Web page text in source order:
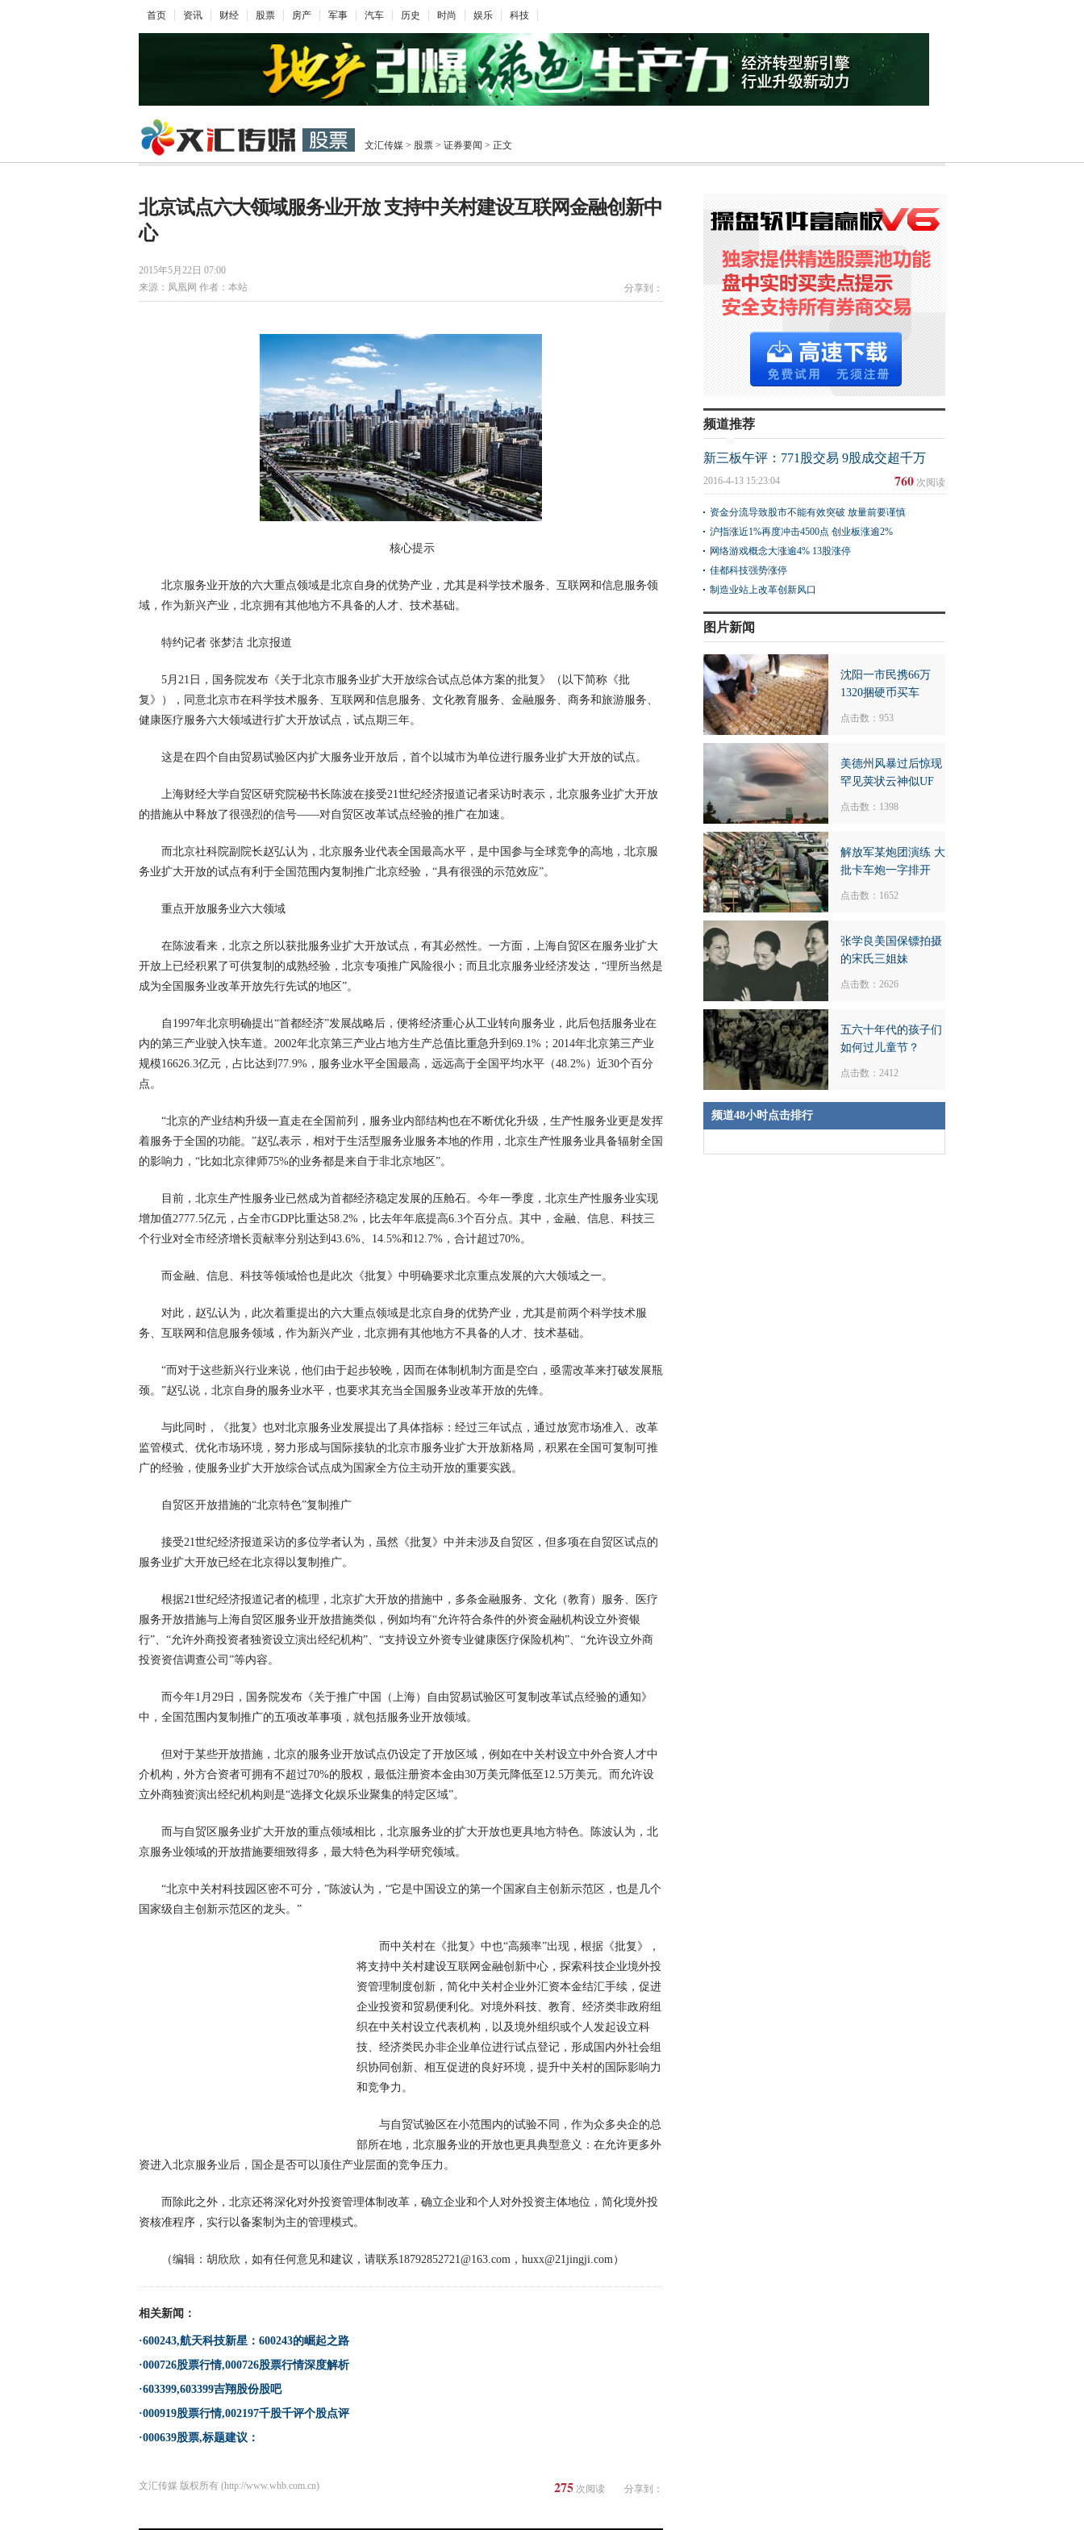
首页 资讯 财经 股票 房产 军事 汽车 历史 时尚 娱乐 科技
文汇传媒 > 股票 > 证券要闻 > 正文
北京试点六大领域服务业开放 支持中关村建设互联网金融创新中
心
2015年5月22日 07:00
来源：凤凰网 作者：本站
分享到：
核心提示
北京服务业开放的六大重点领域是北京自身的优势产业，尤其是科学技术服务、互联网和信息服务领
域，作为新兴产业，北京拥有其他地方不具备的人才、技术基础。
特约记者 张梦洁 北京报道
5月21日，国务院发布《关于北京市服务业扩大开放综合试点总体方案的批复》（以下简称《批
复》），同意北京市在科学技术服务、互联网和信息服务、文化教育服务、金融服务、商务和旅游服务、
健康医疗服务六大领域进行扩大开放试点，试点期三年。
这是在四个自由贸易试验区内扩大服务业开放后，首个以城市为单位进行服务业扩大开放的试点。
上海财经大学自贸区研究院秘书长陈波在接受21世纪经济报道记者采访时表示，北京服务业扩大开放
的措施从中释放了很强烈的信号——对自贸区改革试点经验的推广在加速。
而北京社科院副院长赵弘认为，北京服务业代表全国最高水平，是中国参与全球竞争的高地，北京服
务业扩大开放的试点有利于全国范围内复制推广北京经验，“具有很强的示范效应”。
重点开放服务业六大领域
在陈波看来，北京之所以获批服务业扩大开放试点，有其必然性。一方面，上海自贸区在服务业扩大
开放上已经积累了可供复制的成熟经验，北京专项推广风险很小；而且北京服务业经济发达，“理所当然是
成为全国服务业改革开放先行先试的地区”。
自1997年北京明确提出“首都经济”发展战略后，便将经济重心从工业转向服务业，此后包括服务业在
内的第三产业驶入快车道。2002年北京第三产业占地方生产总值比重急升到69.1%；2014年北京第三产业
规模16626.3亿元，占比达到77.9%，服务业水平全国最高，远远高于全国平均水平（48.2%）近30个百分
点。
“北京的产业结构升级一直走在全国前列，服务业内部结构也在不断优化升级，生产性服务业更是发挥
着服务于全国的功能。”赵弘表示，相对于生活型服务业服务本地的作用，北京生产性服务业具备辐射全国
的影响力，“比如北京律师75%的业务都是来自于非北京地区”。
目前，北京生产性服务业已然成为首都经济稳定发展的压舱石。今年一季度，北京生产性服务业实现
增加值2777.5亿元，占全市GDP比重达58.2%，比去年年底提高6.3个百分点。其中，金融、信息、科技三
个行业对全市经济增长贡献率分别达到43.6%、14.5%和12.7%，合计超过70%。
而金融、信息、科技等领域恰也是此次《批复》中明确要求北京重点发展的六大领域之一。
对此，赵弘认为，此次着重提出的六大重点领域是北京自身的优势产业，尤其是前两个科学技术服
务、互联网和信息服务领域，作为新兴产业，北京拥有其他地方不具备的人才、技术基础。
“而对于这些新兴行业来说，他们由于起步较晚，因而在体制机制方面是空白，亟需改革来打破发展瓶
颈。”赵弘说，北京自身的服务业水平，也要求其充当全国服务业改革开放的先锋。
与此同时，《批复》也对北京服务业发展提出了具体指标：经过三年试点，通过放宽市场准入、改革
监管模式、优化市场环境，努力形成与国际接轨的北京市服务业扩大开放新格局，积累在全国可复制可推
广的经验，使服务业扩大开放综合试点成为国家全方位主动开放的重要实践。
自贸区开放措施的“北京特色”复制推广
接受21世纪经济报道采访的多位学者认为，虽然《批复》中并未涉及自贸区，但多项在自贸区试点的
服务业扩大开放已经在北京得以复制推广。
根据21世纪经济报道记者的梳理，北京扩大开放的措施中，多条金融服务、文化（教育）服务、医疗
服务开放措施与上海自贸区服务业开放措施类似，例如均有“允许符合条件的外资金融机构设立外资银
行”、“允许外商投资者独资设立演出经纪机构”、“支持设立外资专业健康医疗保险机构”、“允许设立外商
投资资信调查公司”等内容。
而今年1月29日，国务院发布《关于推广中国（上海）自由贸易试验区可复制改革试点经验的通知》
中，全国范围内复制推广的五项改革事项，就包括服务业开放领域。
但对于某些开放措施，北京的服务业开放试点仍设定了开放区域，例如在中关村设立中外合资人才中
介机构，外方合资者可拥有不超过70%的股权，最低注册资本金由30万美元降低至12.5万美元。而允许设
立外商独资演出经纪机构则是“选择文化娱乐业聚集的特定区域”。
而与自贸区服务业扩大开放的重点领域相比，北京服务业的扩大开放也更具地方特色。陈波认为，北
京服务业领域的开放措施要细致得多，最大特色为科学研究领域。
“北京中关村科技园区密不可分，”陈波认为，“它是中国设立的第一个国家自主创新示范区，也是几个
国家级自主创新示范区的龙头。”
而中关村在《批复》中也“高频率”出现，根据《批复》，
将支持中关村建设互联网金融创新中心，探索科技企业境外投
资管理制度创新，简化中关村企业外汇资本金结汇手续，促进
企业投资和贸易便利化。对境外科技、教育、经济类非政府组
织在中关村设立代表机构，以及境外组织或个人发起设立科
技、经济类民办非企业单位进行试点登记，形成国内外社会组
织协同创新、相互促进的良好环境，提升中关村的国际影响力
和竞争力。
与自贸试验区在小范围内的试验不同，作为众多央企的总
部所在地，北京服务业的开放也更具典型意义：在允许更多外
资进入北京服务业后，国企是否可以顶住产业层面的竞争压力。
而除此之外，北京还将深化对外投资管理体制改革，确立企业和个人对外投资主体地位，简化境外投
资核准程序，实行以备案制为主的管理模式。
（编辑：胡欣欣，如有任何意见和建议，请联系18792852721@163.com，huxx@21jingji.com）
相关新闻：
·600243,航天科技新星：600243的崛起之路
·000726股票行情,000726股票行情深度解析
·603399,603399吉翔股份股吧
·000919股票行情,002197千股千评个股点评
·000639股票,标题建议：
文汇传媒 版权所有 (http://www.whb.com.cn) 275 次阅读 分享到：
频道推荐
新三板午评：771股交易 9股成交超千万
2016-4-13 15:23:04 760 次阅读
资金分流导致股市不能有效突破 放量前要谨慎
沪指涨近1%再度冲击4500点 创业板涨逾2%
网络游戏概念大涨逾4% 13股涨停
佳都科技强势涨停
制造业站上改革创新风口
图片新闻
沈阳一市民携66万
1320捆硬币买车
点击数：953
美德州风暴过后惊现
罕见荚状云神似UF
点击数：1398
解放军某炮团演练 大
批卡车炮一字排开
点击数：1652
张学良美国保镖拍摄
的宋氏三姐妹
点击数：2626
五六十年代的孩子们
如何过儿童节？
点击数：2412
频道48小时点击排行